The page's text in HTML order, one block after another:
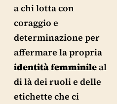
a chi lotta con
coraggio e
determinazione per
affermare la propria
identitàfemminileal
di là dei ruoli e delle
etichette che ci